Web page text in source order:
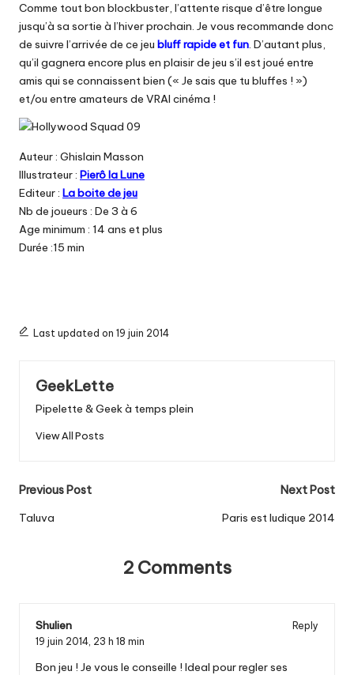
Comme tout bon blockbuster, l’attente risque d’être longue
jusqu’à sa sortie à l’hiver prochain. Je vous recommande donc
de suivre l’arrivée de ce jeu bluff rapide et fun. D’autant plus,
qu’il gagnera encore plus en plaisir de jeu s’il est joué entre
amis qui se connaissent bien (« Je sais que tu bluffes ! »)
et/ou entre amateurs de VRAI cinéma !
Auteur : Ghislain Masson
Illustrateur : Pierô la Lune
Editeur : La boite de jeu
Nb de joueurs : De 3 à 6
Age minimum : 14 ans et plus
Durée :15 min
Last updated on 19 juin 2014
GeekLette
Pipelette & Geek à temps plein
View All Posts
Post
navigation
Previous Post
Taluva
Next Post
Paris est ludique 2014
2 Comments
Shulien
Reply
19 juin 2014, 23 h 18 min
Bon jeu ! Je vous le conseille ! Ideal pour regler ses